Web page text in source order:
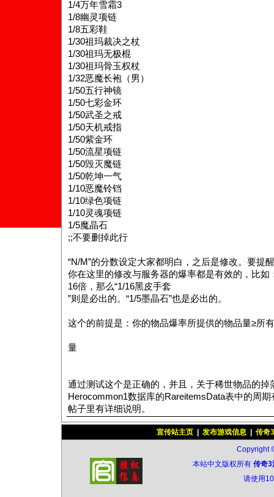
1/4万年雪霜3
1/8幽灵项链
1/8五彩鞋
1/30祖玛裁决之杖
1/30祖玛无极棍
1/30祖玛骨玉权杖
1/32恶魔长袍（男）
1/50五行神镜
1/50七彩金环
1/50武圣之戒
1/50天机戒指
1/50紫金环
1/50流星项链
1/50毁灭魔链
1/50乾坤一气
1/10恶魔铃铛
1/10绿色项链
1/10灵魂项链
1/5魔晶石
;;不要删掉此行
“N/M”的分数设定大家都明白，之后是修改。要提
你在这里的修改与服务器的爆率都是有效的，比如
16倍，那么“1/16黑皮手套
”则是必出的。“1/5墨晶石”也是必出的。
这个的前提是：你的物品爆率所提供的物品量≥所
量
通过测试这个是正确的，并且，关于稀世物品的掉
Herocommon1数据库的RareitemsData表中的周
帖子里有详细说明。
宣传站主页 发布游戏信息
传奇
Copyright
本站中文版权所有 传奇3
请使用